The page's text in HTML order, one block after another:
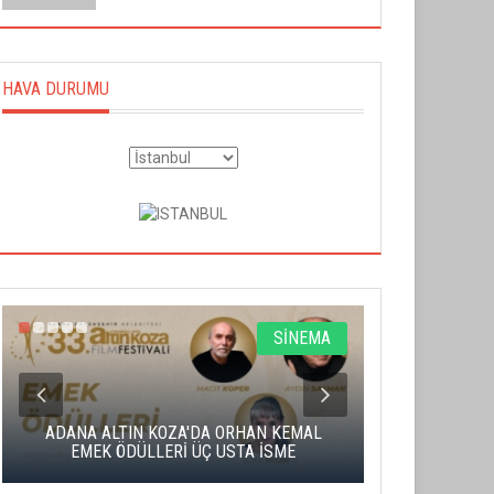
HAVA DURUMU
SİNEMA
ADANA ALTIN KOZA'DA ORHAN KEMAL
EMEK ÖDÜLLERİ ÜÇ USTA İSME